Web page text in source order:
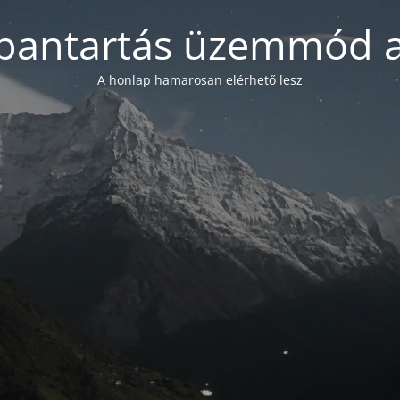
üzemmód
A honlap hamarosan elérhető lesz